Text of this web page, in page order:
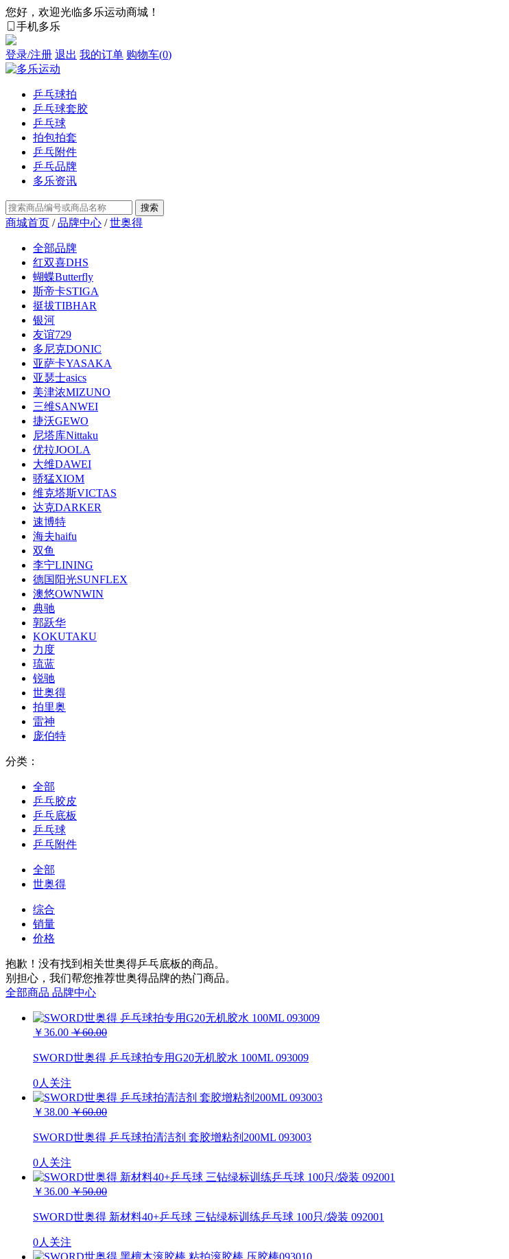
您好，欢迎光临多乐运动商城！
手机多乐
登录/注册 退出 我的订单 购物车(0)
乒乓球拍
乒乓球套胶
乒乓球
拍包拍套
乒乓附件
乒乓品牌
多乐资讯
商城首页 /品牌中心 /世奥得
全部品牌
红双喜DHS
蝴蝶Butterfly
斯帝卡STIGA
挺拔TIBHAR
银河
友谊729
多尼克DONIC
亚萨卡YASAKA
亚瑟士asics
美津浓MIZUNO
三维SANWEI
捷沃GEWO
尼塔库Nittaku
优拉JOOLA
大维DAWEI
骄猛XIOM
维克塔斯VICTAS
达克DARKER
速博特
海夫haifu
双鱼
李宁LINING
德国阳光SUNFLEX
澳悠OWNWIN
典驰
郭跃华
KOKUTAKU
力度
琉蓝
锐驰
世奥得
拍里奥
雷神
庞伯特
分类：
全部
乒乓胶皮
乒乓底板
乒乓球
乒乓附件
全部
世奥得
综合
销量
价格
抱歉！没有找到相关世奥得乒乓底板的商品。
别担心，我们帮您推荐世奥得品牌的热门商品。
全部商品 品牌中心
￥36.00 ￥60.00
SWORD世奥得 乒乓球拍专用G20无机胶水 100ML 093009
0人关注
￥38.00 ￥60.00
SWORD世奥得 乒乓球拍清洁剂 套胶增粘剂200ML 093003
0人关注
￥36.00 ￥50.00
SWORD世奥得 新材料40+乒乓球 三钻绿标训练乒乓球 100只/袋装 092001
0人关注